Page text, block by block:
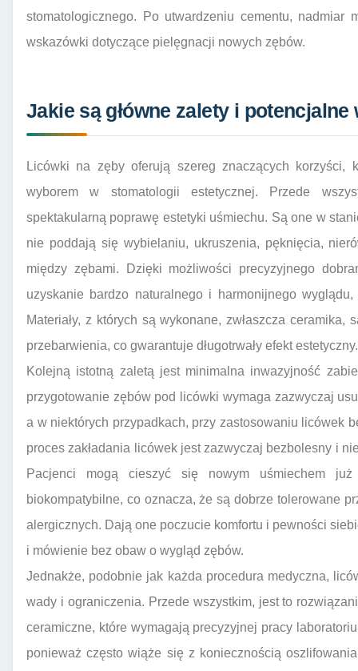
stomatologicznego. Po utwardzeniu cementu, nadmiar
wskazówki dotyczące pielęgnacji nowych zębów.
Jakie są główne zalety i
Licówki na zęby oferują szereg znaczących
wyborem w stomatologii estetycznej. Przede
spektakularną poprawę estetyki uśmiechu. Są one w
nie poddają się wybielaniu, ukruszenia, pęknięcia,
między zębami. Dzięki możliwości precyzyjnego
uzyskanie bardzo naturalnego i harmonijnego
Materiały, z których są wykonane, zwłaszcza
przebarwienia, co gwarantuje długotrwały efekt estetyczny.
Kolejną istotną zaletą jest minimalna inwazyjność
przygotowanie zębów pod licówki wymaga zazwyczaj
a w niektórych przypadkach, przy zastosowaniu licówek
proces zakładania licówek jest zazwyczaj bezbolesny i
Pacjenci mogą cieszyć się nowym uśmiechem
biokompatybilne, co oznacza, że są dobrze tolerowane
alergicznych. Dają one poczucie komfortu i pewności
i mówienie bez obaw o wygląd zębów.
Jednakże, podobnie jak każda procedura medyczna,
wady i ograniczenia. Przede wszystkim, jest to
ceramiczne, które wymagają precyzyjnej pracy
ponieważ często wiąże się z koniecznością